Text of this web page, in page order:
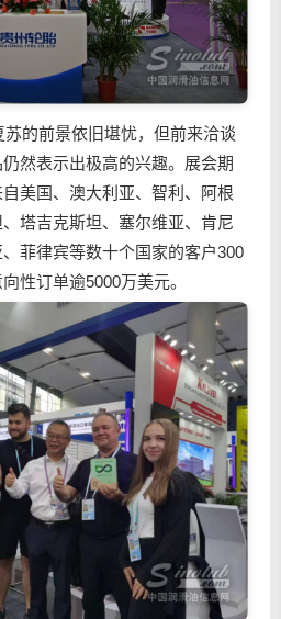
的前景依旧堪忧，但前来洽谈
然表示出极高的兴趣。展会期
美国、澳大利亚、智利、阿根
塔吉克斯坦、塞尔维亚、肯尼
菲律宾等数十个国家的客户300
性订单逾5000万美元。